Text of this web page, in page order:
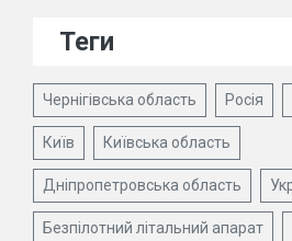
Теги
Чернігівська область Росія
Київ Київська область
Дніпропетровська область
Безпілотний літальний апарат